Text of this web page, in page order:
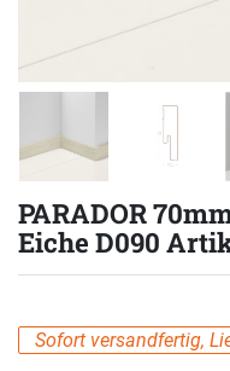
PARADOR
Eiche D090
Sofort versandfertig,